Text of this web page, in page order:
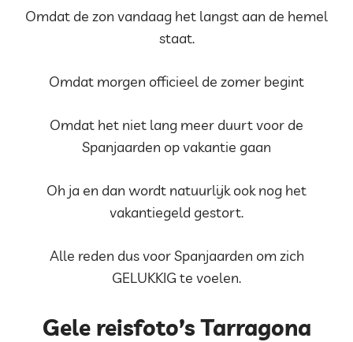
Omdat de zon vandaag het langst aan de hemel
staat.
Omdat morgen officieel de zomer begint
Omdat het niet lang meer duurt voor de
Spanjaarden op vakantie gaan
Oh ja en dan wordt natuurlijk ook nog het
vakantiegeld gestort.
Alle reden dus voor Spanjaarden om zich
GELUKKIG te voelen.
Gele reisfoto’s Tarragona